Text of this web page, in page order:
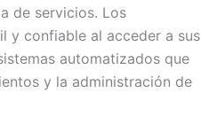
de servicios. Los
y confiable al acceder a sus
automatizados que
y la administración de